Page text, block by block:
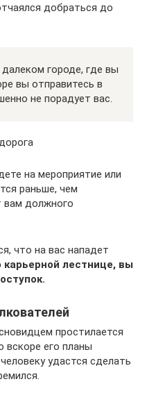
добраться до
городе, где вы
вы отправитесь в
не порадует вас.
на мероприятие или
раньше, чем
вам должного
что на вас нападет
лестнице, вы
простилается
вскоре его планы
удастся сделать